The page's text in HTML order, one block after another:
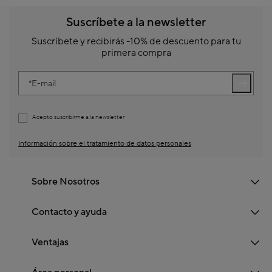
Suscríbete a la newsletter
Suscríbete y recibirás -10% de descuento para tu
primera compra
E-mail
Acepto suscribirme a la newsletter
Información sobre el tratamiento de datos personales
Sobre Nosotros
Contacto y ayuda
Ventajas